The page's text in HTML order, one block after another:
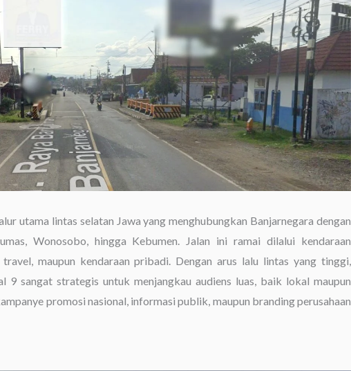
utama lintas selatan Jawa yang menghubungkan Banjarnegara dengan
Wonosobo, hingga Kebumen. Jalan ini ramai dilalui kendaraan
maupun kendaraan pribadi. Dengan arus lalu lintas yang tinggi,
9 sangat strategis untuk menjangkau audiens luas, baik lokal maupun
promosi nasional, informasi publik, maupun branding perusahaan